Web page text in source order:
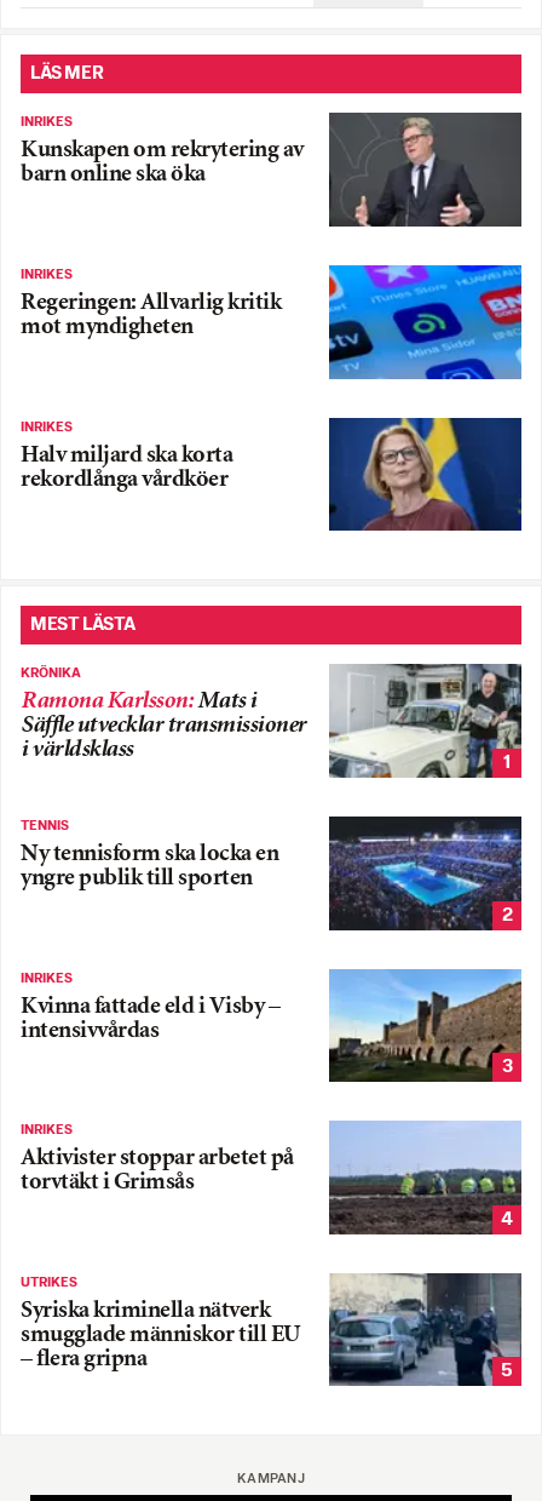
LÄS MER
INRIKES
Kunskapen om rekrytering av
barn online ska öka
INRIKES
Regeringen: Allvarlig kritik
mot myndigheten
INRIKES
Halv miljard ska korta
rekordlånga vårdköer
MEST LÄSTA
KRÖNIKA
Ramona Karlsson:Mats i
Säffle utvecklar transmissioner
i världsklass
1
TENNIS
Ny tennisform ska locka en
yngre publik till sporten
2
INRIKES
Kvinna fattade eld i Visby –
intensivvårdas
3
INRIKES
Aktivister stoppar arbetet på
torvtäkt i Grimsås
4
UTRIKES
Syriska kriminella nätverk
smugglade människor till EU
– flera gripna
5
KAMPANJ